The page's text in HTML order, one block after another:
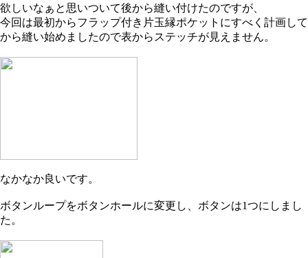
欲しいなぁと思いついて後から縫い付けたのですが、
今回は最初からフラップ付き片玉縁ポケットにすべく計画して
から縫い始めましたので表からステッチが見えません。
なかなか良いです。
ボタンループをボタンホールに変更し、ボタンは1つにしまし
た。